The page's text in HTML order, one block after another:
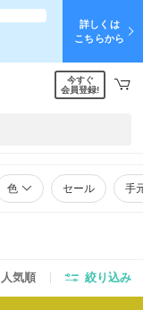
詳しくは
こちらから
今すぐ
会員登録!
色 セール 手
人気順 絞り込み